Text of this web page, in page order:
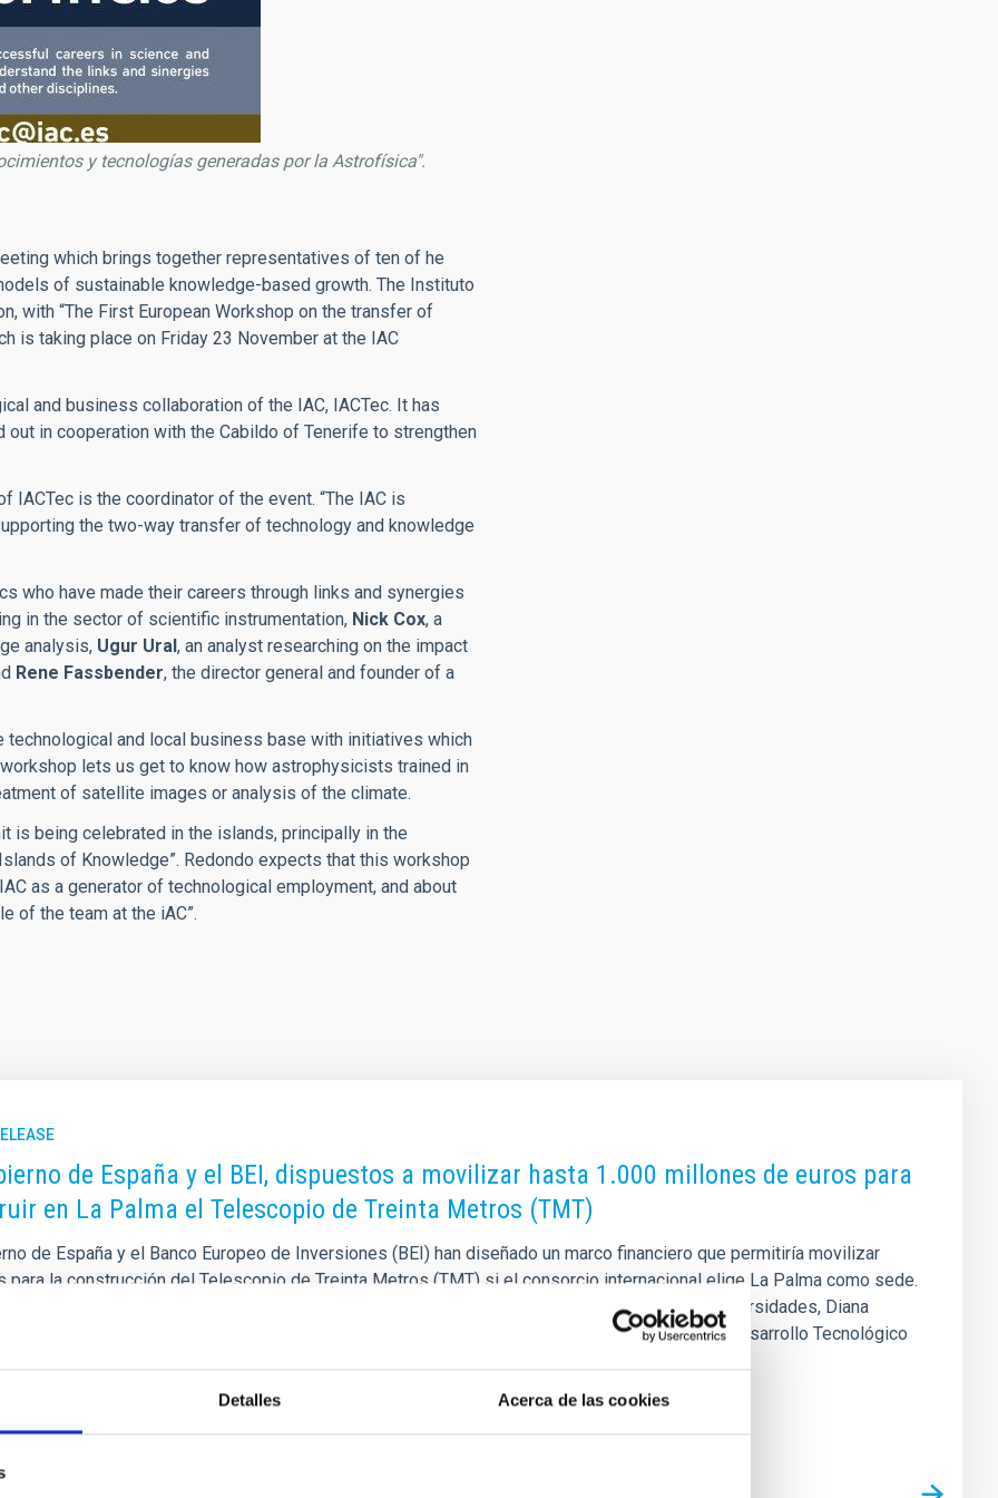
Detalles Acerca de las cookies
y tecnologías generadas por la Astrofísica".
which brings together representatives of ten of he
of sustainable knowledge-based growth. The Instituto
with “The First European Workshop on the transfer of
is taking place on Friday 23 November at the IAC
and business collaboration of the IAC, IACTec. It has
in cooperation with the Cabildo of Tenerife to strengthen
IACTec is the coordinator of the event. “The IAC is
the two-way transfer of technology and knowledge
who have made their careers through links and synergies
in the sector of scientific instrumentation, Nick Cox, a
analysis, Ugur Ural, an analyst researching on the impact
Rene Fassbender, the director general and founder of a
and local business base with initiatives which
lets us get to know how astrophysicists trained in
of satellite images or analysis of the climate.
is being celebrated in the islands, principally in the
of Knowledge”. Redondo expects that this workshop
as a generator of technological employment, and about
of the team at the iAC”.
de España y el BEI, dispuestos a movilizar hasta 1.000 millones de euros para
en La Palma el Telescopio de Treinta Metros (TMT)
de España y el Banco Europeo de Inversiones (BEI) han diseñado un marco financiero que permitiría movilizar
para la construcción del Telescopio de Treinta Metros (TMT) si el consorcio internacional elige La Palma como sede.
amplía el compromiso anunciado hace un año por la ministra de Ciencia, Innovación y Universidades, Diana
contemplaba una aportación pública de 400 millones de euros a través del Centro para el Desarrollo Tecnológico
07/29/2026 - 11:46:45